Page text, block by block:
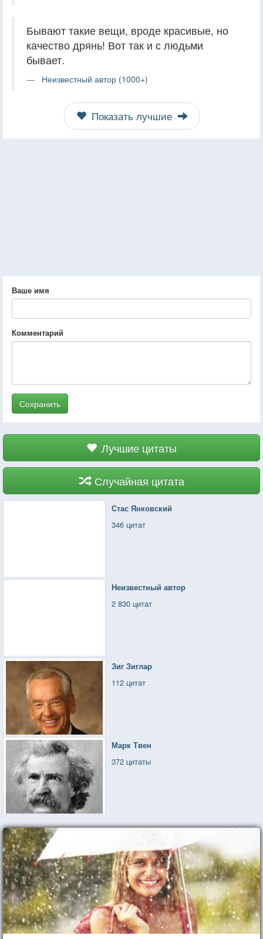
Бывают такие вещи, вроде красивые, но
качество дрянь! Вот так и с людьми
бывает.
Неизвестный автор (1000+)
Показать лучшие
Ваше имя
Комментарий
Сохранить
Лучшие цитаты
Случайная цитата
Стас Янковский
346 цитат
Неизвестный автор
2 830 цитат
Зиг Зиглар
112 цитат
Марк Твен
372 цитаты